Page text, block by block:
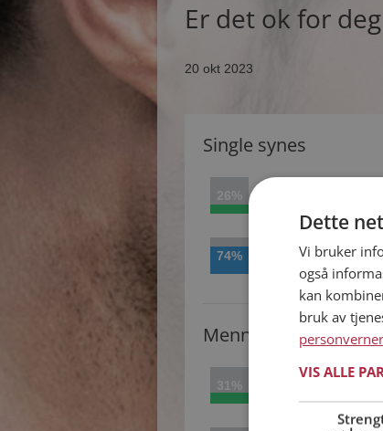
Er det ok for
20 okt 2023
Single synes
26%
74%
Menn synes
31%
Dette
Vi bruker
også
kan
bruk av
VIS ALLE